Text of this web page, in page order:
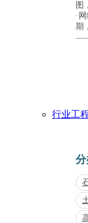
图
·
期
行业工